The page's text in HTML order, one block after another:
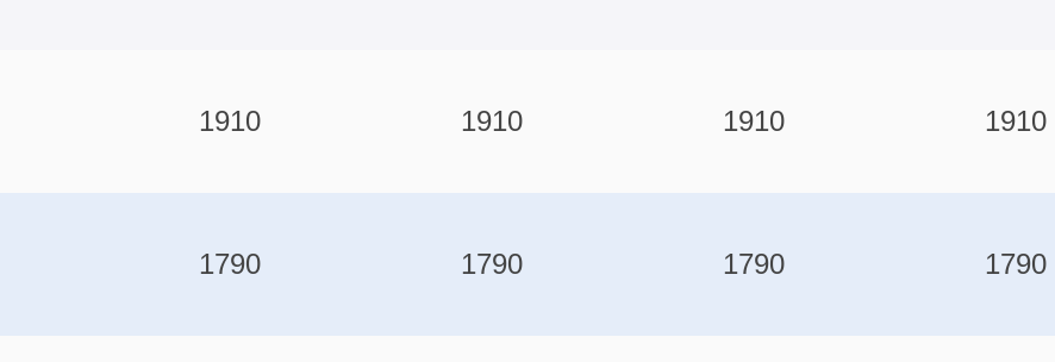
1910 1910 1910 1910
1790 1790 1790 1790